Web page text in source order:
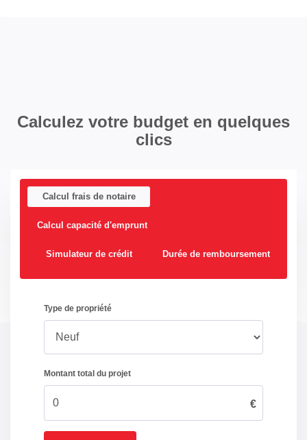
Calculez votre budget en quelques
clics
Calcul frais de notaire
Calcul capacité d'emprunt
Simulateur de crédit Durée de remboursement